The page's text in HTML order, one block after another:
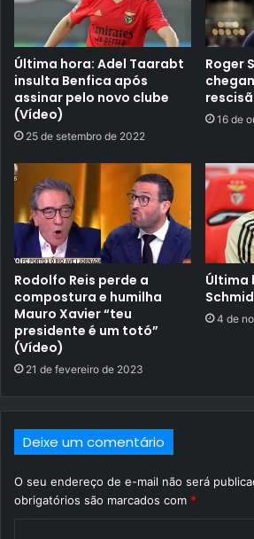
Última hora: Adel Taarabt
insulta Benfica após
assinar pelo novo clube
(Vídeo)
25 de setembro de 2022
Roger
16 de
Rodolfo Reis perde a
compostura e humilha
Mauro Xavier “teu
presidente é um totó”
(Vídeo)
21 de fevereiro de 2023
Última
4 de
Deixe um comentário
O seu endereço de e-mail não será
obrigatórios são marcados com *